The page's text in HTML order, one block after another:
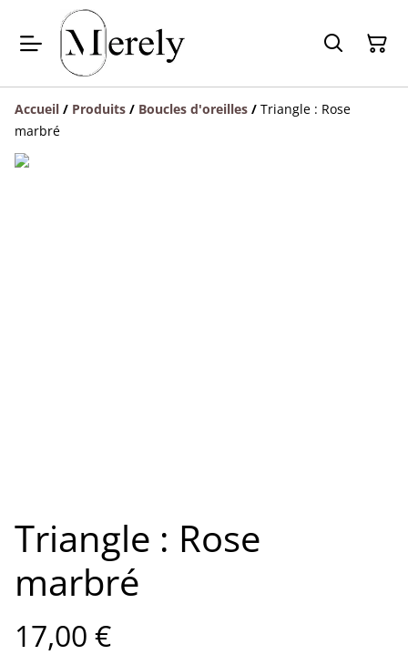
Accueil / Produits / Boucles d'oreilles / Triangle : Rose
marbré
Triangle : Rose
marbré
17,00 €